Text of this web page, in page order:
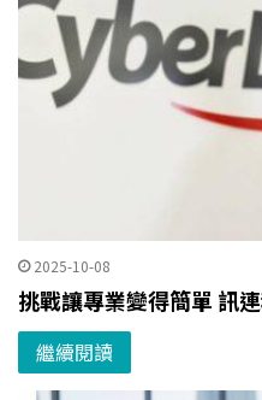
2025-10-08
挑戰讓專業變得簡單 訊
繼續閱讀